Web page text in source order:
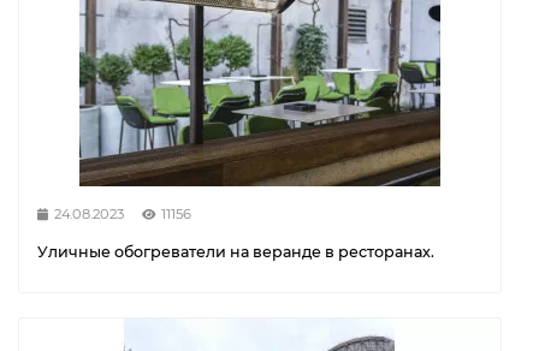
24.08.2023 11156
Уличные обогреватели на веранде в ресторанах.